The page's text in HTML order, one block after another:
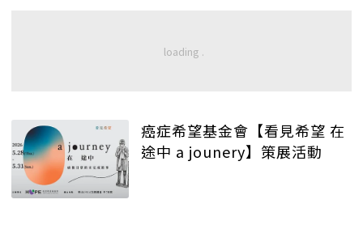
癌症希望基金會【看見希望 在
途中 a jounery】策展活動